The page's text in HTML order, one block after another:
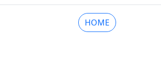
HOME